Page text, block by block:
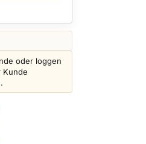
oder loggen
Kunde